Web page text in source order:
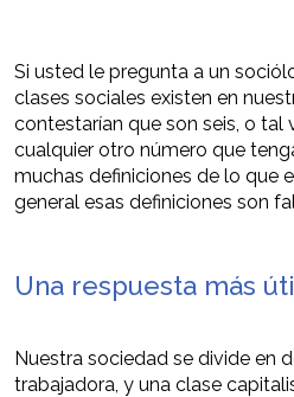
Si usted le pregunta a un
clases sociales existen en
contestarían que son seis, o tal
cualquier otro número que
muchas definiciones de lo que
general esas definiciones son
Una respuesta más
Nuestra sociedad se divide en
trabajadora, y una clase